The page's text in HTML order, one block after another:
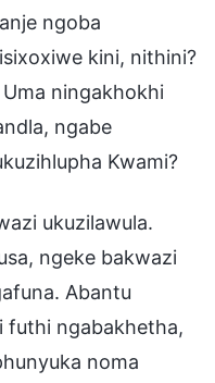
ngoba
kini, nithini?
ningakhokhi
ngabe
Kwami?
ukuzilawula.
ngeke bakwazi
Abantu
futhi ngabakhetha,
noma